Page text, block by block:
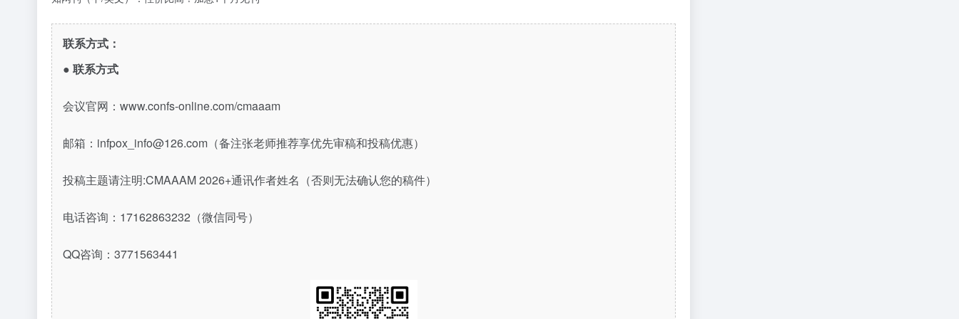
联系方式：
● 联系方式
会议官网：www.confs-online.com/cmaaam
邮箱：infpox_info@126.com（备注张老师推荐享优先审稿和投稿优惠）
投稿主题请注明:CMAAAM 2026+通讯作者姓名（否则无法确认您的稿件）
电话咨询：17162863232（微信同号）
QQ咨询：3771563441